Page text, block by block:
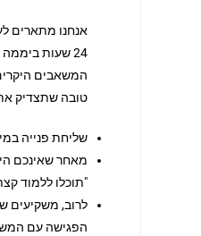
אנחנו מתארים
24 שעות
המשאבים
טובה שתצדיק
שליחת פנייה
מאחר שאינכם
"תוכלו ללמוד
לרוב, משקיעים
הפגישה עם